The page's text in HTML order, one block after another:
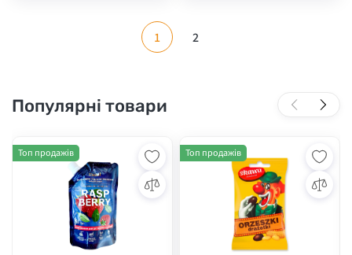
1 2
Популярні товари
Топ продажів Топ продажів